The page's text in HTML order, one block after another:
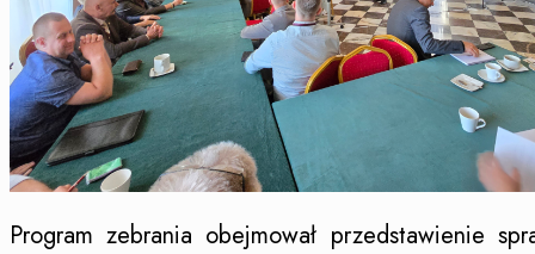
Program zebrania obejmował przedstawienie